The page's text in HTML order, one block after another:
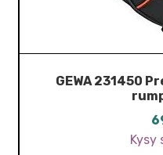
GEWA 231450
Kysy